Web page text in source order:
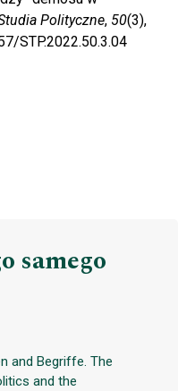
Polityczne, 50(3),
STP.2022.50.3.04
samego
and Begriffe. The
and the